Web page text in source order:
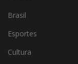
Brasil
Esportes
Cultura